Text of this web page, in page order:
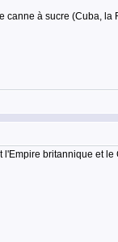
à sucre (Cuba,
britannique et